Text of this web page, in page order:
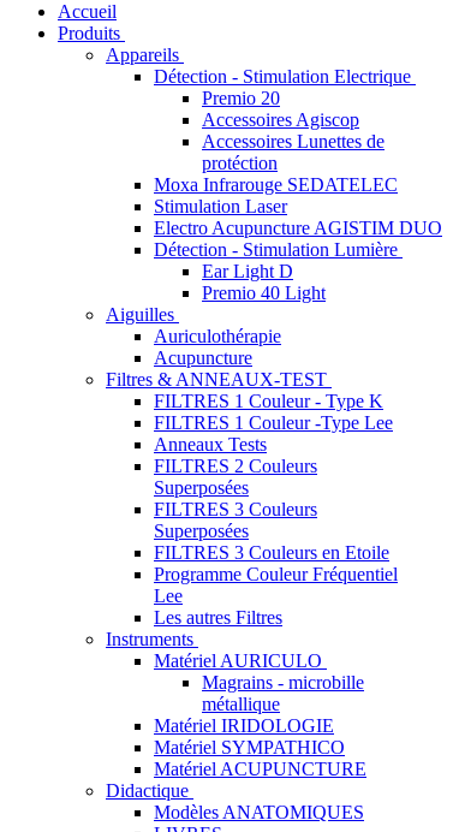
Accueil
Produits
Appareils
Détection - Stimulation Electrique
Premio 20
Accessoires Agiscop
Accessoires Lunettes de
protéction
Moxa Infrarouge SEDATELEC
Stimulation Laser
Electro Acupuncture AGISTIM DUO
Détection - Stimulation Lumière
Ear Light D
Premio 40 Light
Aiguilles
Auriculothérapie
Acupuncture
Filtres & ANNEAUX-TEST
FILTRES 1 Couleur - Type K
FILTRES 1 Couleur -Type Lee
Anneaux Tests
FILTRES 2 Couleurs
Superposées
FILTRES 3 Couleurs
Superposées
FILTRES 3 Couleurs en Etoile
Programme Couleur Fréquentiel
Lee
Les autres Filtres
Instruments
Matériel AURICULO
Magrains - microbille
métallique
Matériel IRIDOLOGIE
Matériel SYMPATHICO
Matériel ACUPUNCTURE
Didactique
Modèles ANATOMIQUES